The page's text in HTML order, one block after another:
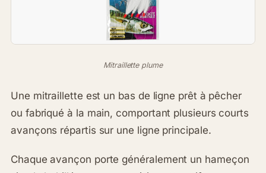
Mitraillette plume
Une mitraillette est un bas de ligne prêt à pêcher
ou fabriqué à la main, comportant plusieurs courts
avançons répartis sur une ligne principale.
Chaque avançon porte généralement un hameçon